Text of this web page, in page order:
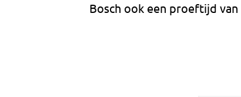
Bosch ook een proeftijd van